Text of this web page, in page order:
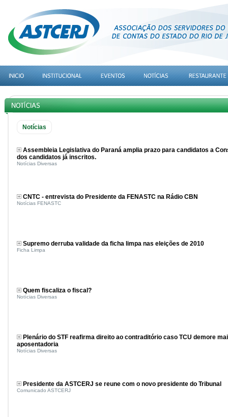
Notícias
Assembleia Legislativa do Paraná amplia prazo para candidatos a
dos candidatos já inscritos.
Notícias Diversas
CNTC - entrevista do Presidente da FENASTC na Rádio CBN
Notícias FENASTC
Supremo derruba validade da ficha limpa nas eleições de 2010
Ficha Limpa
Quem fiscaliza o fiscal?
Notícias Diversas
Plenário do STF reafirma direito ao contraditório caso TCU demore
aposentadoria
Notícias Diversas
Presidente da ASTCERJ se reune com o novo presidente do Tribunal
Comunicado ASTCERJ